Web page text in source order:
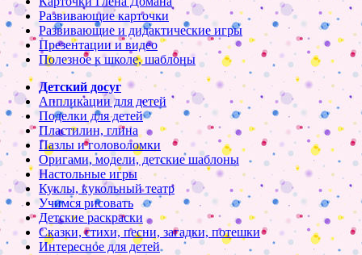
Развивающие карточки
Развивающие и дидактические игры
Презентации и видео
Полезное к школе, шаблоны
Детский досуг
Аппликации для детей
Поделки для детей
Пластилин, глина
Пазлы и головоломки
Оригами, модели, детские шаблоны
Настольные игры
Куклы, кукольный театр
Учимся рисовать
Детские раскраски
Сказки, стихи, песни, загадки, потешки
Интересное для детей